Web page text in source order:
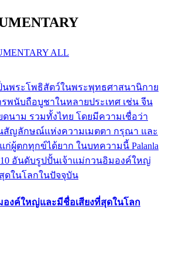
ALL
นพระโพธิสัตว์ในพระพุทธศาสนานิกาย
พนับถือบูชาในหลายประเทศ เช่น จีน
ดนาม รวมทั้งไทย โดยมีความเชื่อว่า
สัญลักษณ์แห่งความเมตตา กรุณา และ
ก่ผู้ตกทุกข์ได้ยาก ในบทความนี้ Palanla
อันดับรูปปั้นเจ้าแม่กวนอิมองค์ใหญ่
ดในโลกในปัจจุบัน
องค์ใหญ่และมีชื่อเสียงที่สุดในโลก